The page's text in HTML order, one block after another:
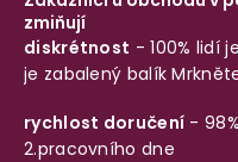
zmiňují
diskrétnost - 100% lidí
je zabalený balík
rychlost doručení -
2.pracovního dne